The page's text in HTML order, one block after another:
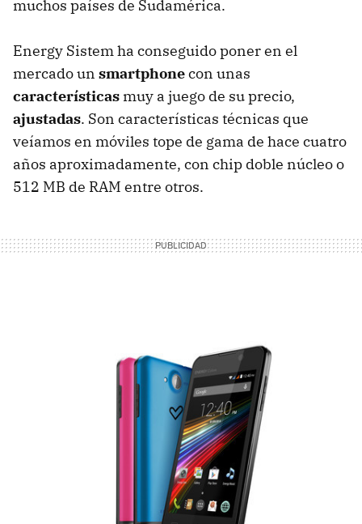
muchos países de Sudamérica.
Energy Sistem ha conseguido poner en el
mercado un smartphonecon unas
características muy a juego de su precio,
ajustadas. Son características técnicas que
veíamos en móviles tope de gama de hace cuatro
años aproximadamente, con chip doble núcleo o
512 MB de RAM entre otros.